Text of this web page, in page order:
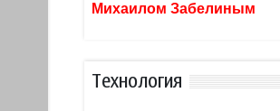
Михаилом Забелиным
Тexнoлoгия